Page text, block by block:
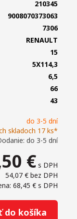
do 3-5 dní
skladoch 17 ks*
do 3-5 dní
€ s DPH
54,07 € bez DPH
68,45 € s DPH
do košíka
210345
9008070373063
7306
RENAULT
15
5X114,3
6,5
66
43